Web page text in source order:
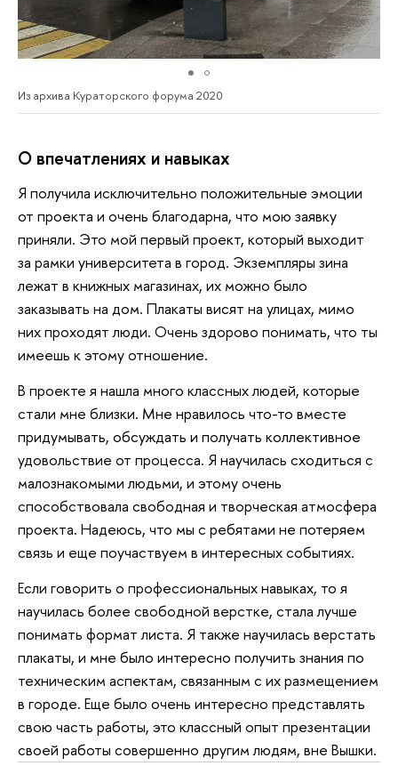
Из архива Кураторского форума 2020
О впечатлениях и навыках
Я получила исключительно положительные эмоции
от проекта и очень благодарна, что мою заявку
приняли. Это мой первый проект, который выходит
за рамки университета в город. Экземпляры зина
лежат в книжных магазинах, их можно было
заказывать на дом. Плакаты висят на улицах, мимо
них проходят люди. Очень здорово понимать, что ты
имеешь к этому отношение.
В проекте я нашла много классных людей, которые
стали мне близки. Мне нравилось что-то вместе
придумывать, обсуждать и получать коллективное
удовольствие от процесса. Я научилась сходиться с
малознакомыми людьми, и этому очень
способствовала свободная и творческая атмосфера
проекта. Надеюсь, что мы с ребятами не потеряем
связь и еще поучаствуем в интересных событиях.
Если говорить о профессиональных навыках, то я
научилась более свободной верстке, стала лучше
понимать формат листа. Я также научилась верстать
плакаты, и мне было интересно получить знания по
техническим аспектам, связанным с их размещением
в городе. Еще было очень интересно представлять
свою часть работы, это классный опыт презентации
своей работы совершенно другим людям, вне Вышки.